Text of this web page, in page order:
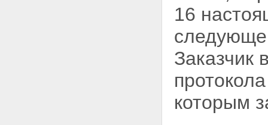
16
Заказчик
которым